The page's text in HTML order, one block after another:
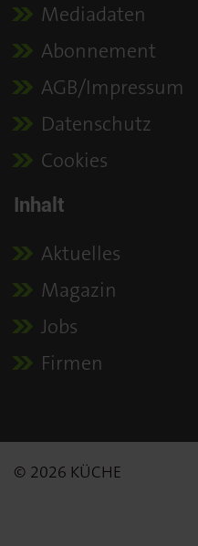
Mediadaten
Abonnement
AGB/Impressum
Datenschutz
Cookies
Inhalt
Aktuelles
Magazin
Jobs
Firmen
© 2026 KÜCHE